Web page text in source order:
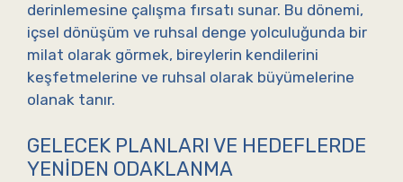
derinlemesine çalışma fırsatı sunar. Bu dönemi,
içsel dönüşüm ve ruhsal denge yolculuğunda bir
milat olarak görmek, bireylerin kendilerini
keşfetmelerine ve ruhsal olarak büyümelerine
olanak tanır.
GELECEK PLANLARI VE HEDEFLERDE
YENIDEN ODAKLANMA